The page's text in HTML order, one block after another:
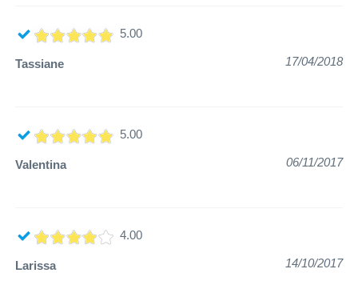
5.00
Tassiane 17/04/2018
5.00
Valentina 06/11/2017
4.00
Larissa 14/10/2017